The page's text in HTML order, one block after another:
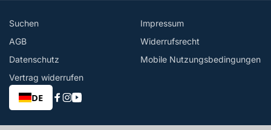
Suchen
Impressum
AGB
Widerrufsrecht
Datenschutz
Mobile Nutzungsbedingungen
Vertrag widerrufen
DE
Facebook
Instagram
YouTube